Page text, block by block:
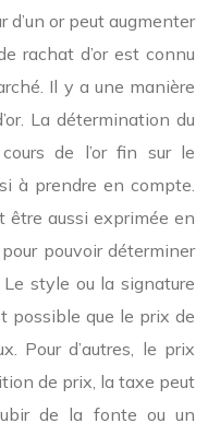
d’un or peut augmenter
rachat d’or est connu
Il y a une manière
La détermination du
de l’or fin sur le
à prendre en compte.
être aussi exprimée en
pouvoir déterminer
Le style ou la signature
possible que le prix de
Pour d’autres, le prix
de prix, la taxe peut
de la fonte ou un